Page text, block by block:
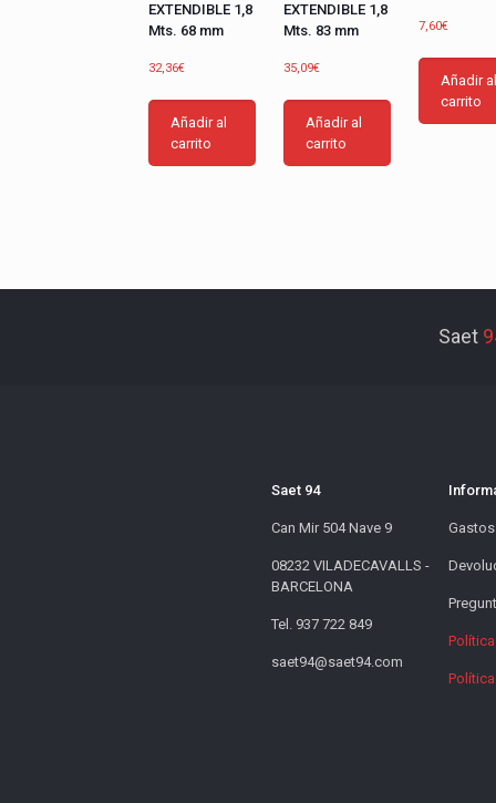
EXTENDIBLE 1,8
Mts. 68 mm
32,36€
Añadir al
carrito
EXTENDIBLE 1,8
Mts. 83 mm
35,09€
Añadir al
carrito
7,60€
Añadir al
carrito
Saet
Saet 94
Can Mir 504 Nave 9
08232 VILADECAVALLS -
BARCELONA
Tel. 937 722 849
saet94@saet94.com